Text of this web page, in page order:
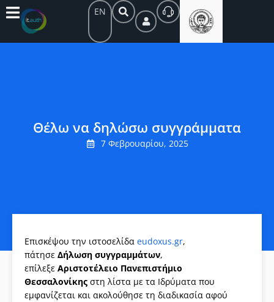
EN
Θέλω να δηλώσω συγγράμματα
7 Φεβρουαρίου, 2025
Επισκέψου την ιστοσελίδα eudoxus.gr,
πάτησε Δήλωση συγγραμμάτων,
επίλεξε Αριστοτέλειο Πανεπιστήμιο
Θεσσαλονίκης στη λίστα με τα Ιδρύματα που
εμφανίζεται και ακολούθησε τη διαδικασία αφού